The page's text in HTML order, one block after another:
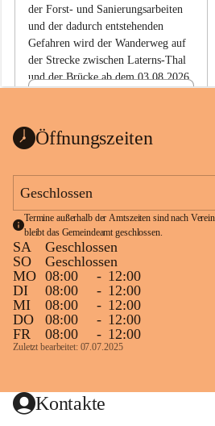
der Forst- und Sanierungsarbeiten
und der dadurch entstehenden
Gefahren wird der Wanderweg auf
der Strecke zwischen Laterns-Thal
und der Brücke ab dem 03.08.2026
ht
1 Seite•0,1 MB
Öffnungszeiten
Geschlossen
Termine außerhalb der Amtszeiten sind nach
bleibt das Gemeindeamt geschlossen.
SA
Geschlossen
SO
Geschlossen
MO 08:00 - 12:00
DI
08:00 - 12:00
MI
08:00 - 12:00
DO
08:00 - 12:00
FR
08:00 - 12:00
Zuletzt bearbeitet: 07.07.2025
Kontakte